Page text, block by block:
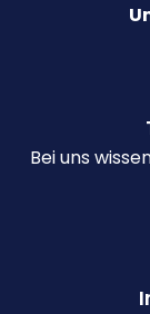
Bei uns